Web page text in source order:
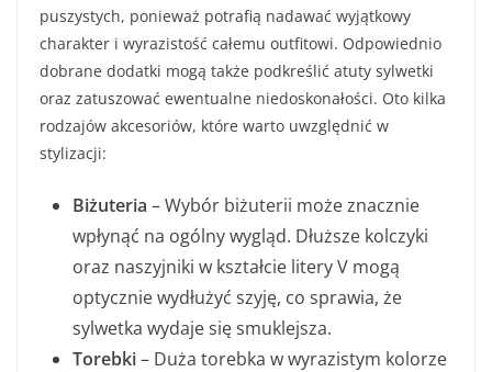
puszystych, ponieważ potrafią nadawać wyjątkowy
charakter i wyrazistość całemu outfitowi. Odpowiednio
dobrane dodatki mogą także podkreślić atuty sylwetki
oraz zatuszować ewentualne niedoskonałości. Oto kilka
rodzajów akcesoriów, które warto uwzględnić w
stylizacji:
Biżuteria – Wybór biżuterii może znacznie
wpłynąć na ogólny wygląd. Dłuższe kolczyki
oraz naszyjniki w kształcie litery V mogą
optycznie wydłużyć szyję, co sprawia, że
sylwetka wydaje się smuklejsza.
Torebki– Duża torebka w wyrazistym kolorze